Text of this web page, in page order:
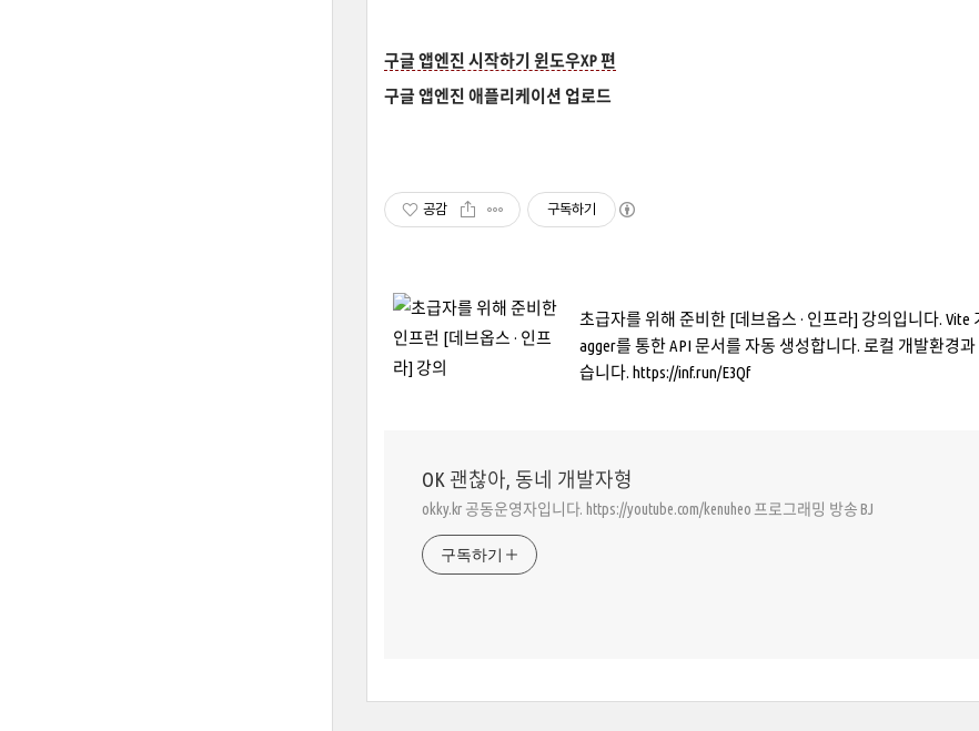
구글 앱엔진 시작하기 윈도우XP 편
구글 앱엔진 애플리케이션 업로드
공감 구독하기
초급자를 위해 준비한 [데브옵스 · 인프라] 강의입니다. Vite
agger를 통한 API 문서를 자동 생성합니다. 로컬 개발환경
습니다. https://inf.run/E3Qf
OK 괜찮아, 동네 개발자형
okky.kr 공동운영자입니다. https://youtube.com/kenuheo 프로그래밍 방송 BJ
구독하기